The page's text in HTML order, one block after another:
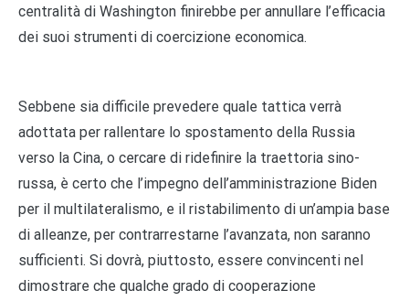
centralità di Washington finirebbe per annullare l’efficacia
dei suoi strumenti di coercizione economica.
Sebbene sia difficile prevedere quale tattica verrà
adottata per rallentare lo spostamento della Russia
verso la Cina, o cercare di ridefinire la traettoria sino-
russa, è certo che l’impegno dell’amministrazione Biden
per il multilateralismo, e il ristabilimento di un’ampia base
di alleanze, per contrarrestarne l’avanzata, non saranno
sufficienti. Si dovrà, piuttosto, essere convincenti nel
dimostrare che qualche grado di cooperazione